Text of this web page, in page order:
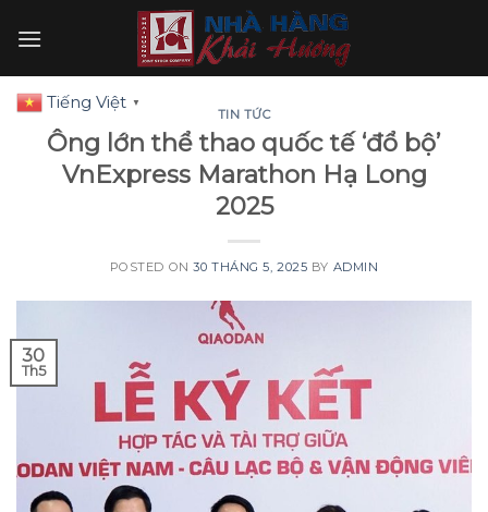
TIN TỨC
Ông lớn thể thao quốc tế ‘đổ bộ’
VnExpress Marathon Hạ Long
2025
POSTED ON30 THÁNG 5, 2025 BY ADMIN
30
Th5
Tiếng Việt ▼